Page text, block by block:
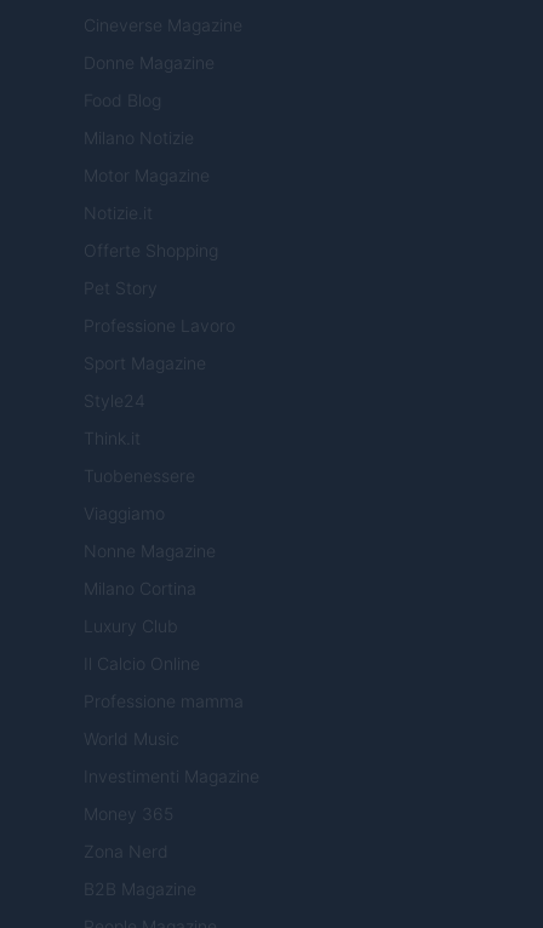
Cineverse Magazine
Donne Magazine
Food Blog
Milano Notizie
Motor Magazine
Notizie.it
Offerte Shopping
Pet Story
Professione Lavoro
Sport Magazine
Style24
Think.it
Tuobenessere
Viaggiamo
Nonne Magazine
Milano Cortina
Luxury Club
Il Calcio Online
Professione mamma
World Music
Investimenti Magazine
Money 365
Zona Nerd
B2B Magazine